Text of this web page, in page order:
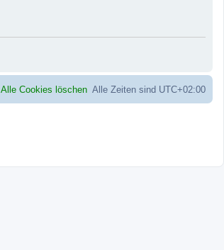
Alle Zeiten sind UTC+02:00
Alle Cookies löschen